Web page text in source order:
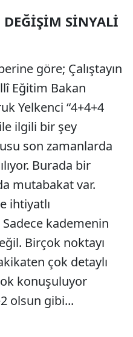
SİNYALİ
göre; Çalıştayın
Eğitim Bakan
Yelkenci “4+4+4
ilgili bir şey
son zamanlarda
Burada bir
mutabakat var.
ihtiyatlı
kademenin
Birçok noktayı
çok detaylı
konuşuluyor
olsun gibi...